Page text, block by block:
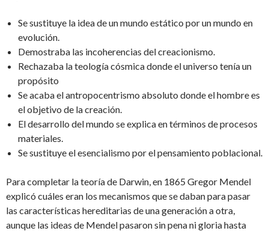
Se sustituye la idea de un mundo estático por un mundo en
evolución.
Demostraba las incoherencias del creacionismo.
Rechazaba la teología cósmica donde el universo tenía un
propósito
Se acaba el antropocentrismo absoluto donde el hombre es
el objetivo de la creación.
El desarrollo del mundo se explica en términos de procesos
materiales.
Se sustituye el esencialismo por el pensamiento poblacional.
Para completar la teoría de Darwin, en 1865 Gregor Mendel
explicó cuáles eran los mecanismos que se daban para pasar
las características hereditarias de una generación a otra,
aunque las ideas de Mendel pasaron sin pena ni gloria hasta